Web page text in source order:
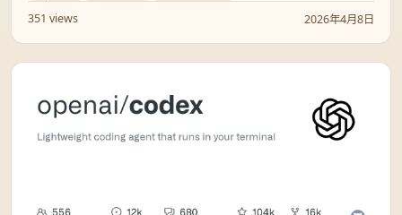
351 views
2026年4月8日